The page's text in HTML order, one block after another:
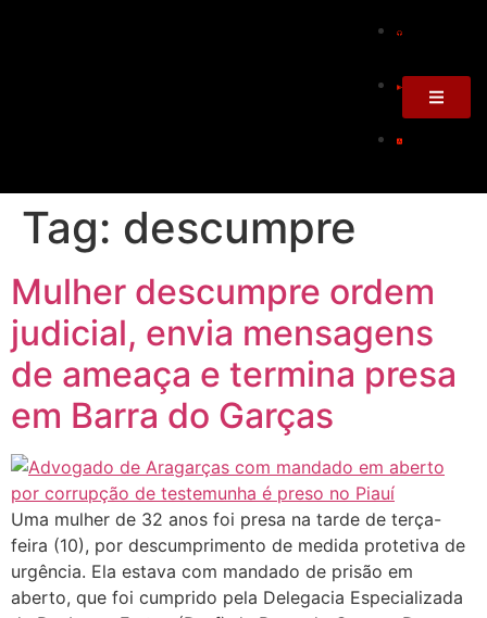
Tag: descumpre
Mulher descumpre ordem
judicial, envia mensagens
de ameaça e termina presa
em Barra do Garças
Uma mulher de 32 anos foi presa na tarde de terça-
feira (10), por descumprimento de medida protetiva de
urgência. Ela estava com mandado de prisão em
aberto, que foi cumprido pela Delegacia Especializada